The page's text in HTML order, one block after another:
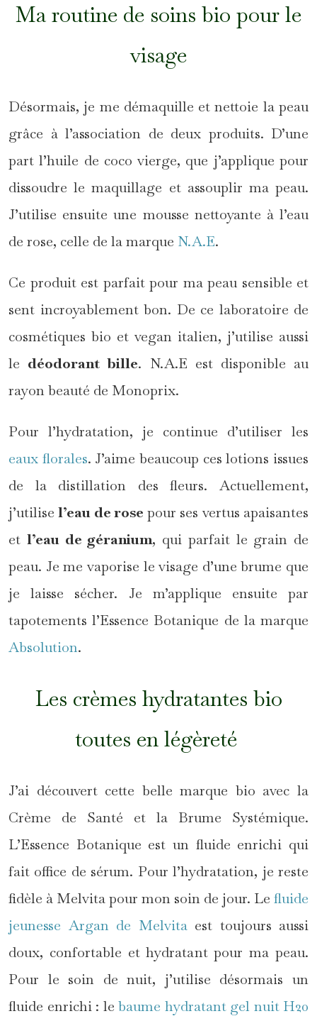
Ma routine de soins bio pour le
visage
Désormais, je me démaquille et nettoie la peau
grâce à l’association de deux produits. D’une
part l’huile de coco vierge, que j’applique pour
dissoudre le maquillage et assouplir ma peau.
J’utilise ensuite une mousse nettoyante à l’eau
de rose, celle de la marque N.A.E.
Ce produit est parfait pour ma peau sensible et
sent incroyablement bon. De ce laboratoire de
cosmétiques bio et vegan italien, j’utilise aussi
le déodorant bille. N.A.E est disponible au
rayon beauté de Monoprix.
Pour l’hydratation, je continue d’utiliser les
eaux florales. J’aime beaucoup ces lotions issues
de la distillation des fleurs. Actuellement,
j’utilisel’eau de rose pour ses vertus apaisantes
et l’eau de géranium, qui parfait le grain de
peau. Je me vaporise le visage d’une brume que
je laisse sécher. Je m’applique ensuite par
tapotements l’Essence Botanique de la marque
Absolution.
Les crèmes hydratantes bio
toutes en légèreté
J’ai découvert cette belle marque bio avec la
Crème de Santé et la Brume Systémique.
L’Essence Botanique est un fluide enrichi qui
fait office de sérum. Pour l’hydratation, je reste
fidèle à Melvita pour mon soin de jour. Le fluide
jeunesse Argan de Melvitaest toujours aussi
doux, confortable et hydratant pour ma peau.
Pour le soin de nuit, j’utilise désormais un
fluide enrichi : le baume hydratant gel nuit H20